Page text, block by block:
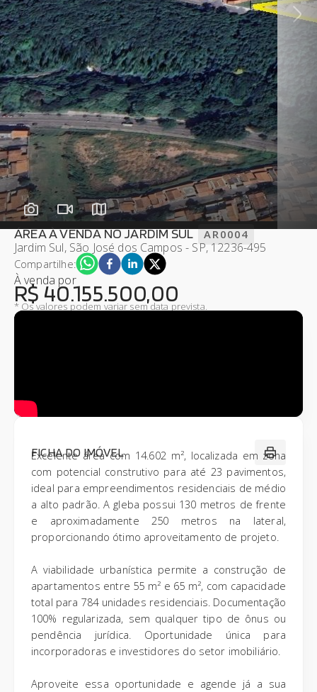
ÁREA À VENDA NO JARDIM SUL AR0004
Jardim Sul, São José dos Campos - SP, 12236-495
Compartilhe:
À venda por
R$ 40.155.500,00
* Os valores podem variar sem data prevista.
FICHA DO IMÓVEL
Excelente área com 14.602 m², localizada em zona
com potencial construtivo para até 23 pavimentos,
ideal para empreendimentos residenciais de médio
a alto padrão. A gleba possui 130 metros de frente
e aproximadamente 250 metros na lateral,
proporcionando ótimo aproveitamento de projeto.
A viabilidade urbanística permite a construção de
apartamentos entre 55 m² e 65 m², com capacidade
total para 784 unidades residenciais. Documentação
100% regularizada, sem qualquer tipo de ônus ou
pendência jurídica. Oportunidade única para
incorporadoras e investidores do setor imobiliário.
Aproveite essa oportunidade e agende já a sua